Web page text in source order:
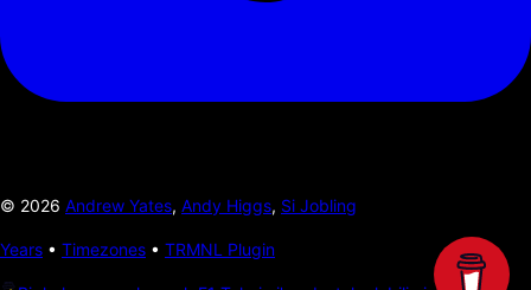
© 2026 Andrew Yates, Andy Higgs, Si Jobling
Years • Timezones • TRMNL Plugin